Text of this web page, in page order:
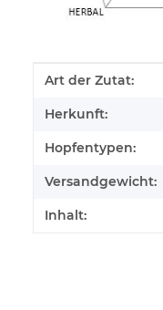
Produkteigenschaft
Wert
Art der Zutat:
Herkunft:
Hopfentypen:
Versandgewicht:
Inhalt: